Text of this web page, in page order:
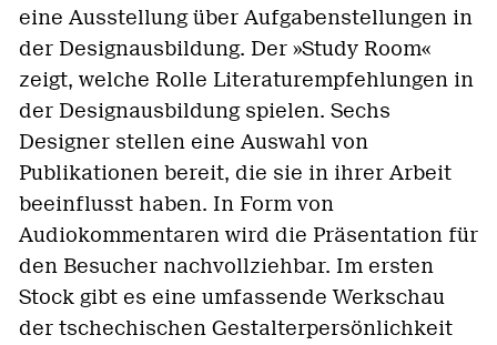
eine Ausstellung über Aufgabenstellungen in
der Designausbildung. Der »Study Room«
zeigt, welche Rolle Literaturempfehlungen in
der Designausbildung spielen. Sechs
Designer stellen eine Auswahl von
Publikationen bereit, die sie in ihrer Arbeit
beeinflusst haben. In Form von
Audiokommentaren wird die Präsentation für
den Besucher nachvollziehbar. Im ersten
Stock gibt es eine umfassende Werkschau
der tschechischen Gestalterpersönlichkeit